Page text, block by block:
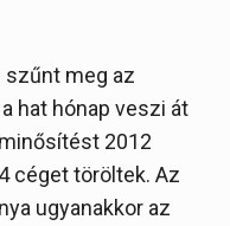
szűnt meg az
hat hónap veszi át
2012
céget töröltek. Az
ugyanakkor az